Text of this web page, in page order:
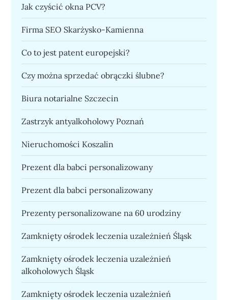
Jak czyścić okna PCV?
Firma SEO Skarżysko-Kamienna
Co to jest patent europejski?
Czy można sprzedać obrączki ślubne?
Biura notarialne Szczecin
Zastrzyk antyalkoholowy Poznań
Nieruchomości Koszalin
Prezent dla babci personalizowany
Prezent dla babci personalizowany
Prezenty personalizowane na 60 urodziny
Zamknięty ośrodek leczenia uzależnień Śląsk
Zamknięty ośrodek leczenia uzależnień
alkoholowych Śląsk
Zamknięty ośrodek leczenia uzależnień